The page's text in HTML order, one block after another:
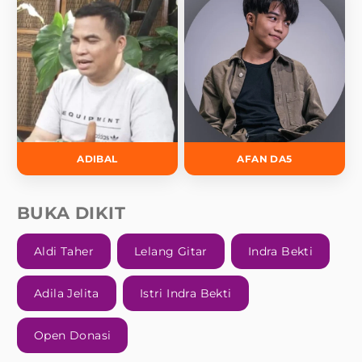
ADIBAL AFAN DA5
BUKA DIKIT
Aldi Taher Lelang Gitar Indra Bekti
Adila Jelita Istri Indra Bekti
Open Donasi